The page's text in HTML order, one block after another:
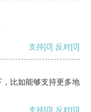
支持[0] 反对[0]
比如能够支持更多地
支持[0] 反对[0]